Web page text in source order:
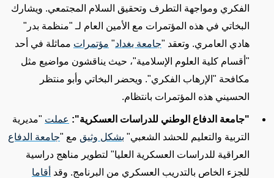
الفكري ومواجهة التطرف وتحقيق السلام المجتمعي. ويشارك
البخاتي في هذه المؤتمرات مع الأمين العام لـ "منظمة بدر"
هادي العامري. وتعقد "جامعة بغداد" مؤتمرات مماثلة في أحد
"أقسام كلية العلوم الإسلامية"، حيث يناقشون مواضيع مثل
مكافحة "الإرهاب الفكري". ويحضر البخاتي وأبو منتظر
الحسيني هذه المؤتمرات بانتظام.
"جامعة الدفاع الوطني للدراسات العسكرية": عملت "مديرية
التربية والتعليم للحشد الشعبي" بشكل وثيق مع "جامعة الدفاع
العراقية للدراسات العسكرية العليا" لتطوير مناهج دراسية
للجزء الخاص بالتدريب العسكري من البرنامج. وقد أقاما